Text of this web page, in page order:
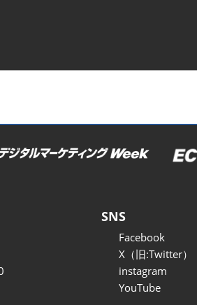
SNS
Facebook
X（旧:Twitter）
instagram
YouTube